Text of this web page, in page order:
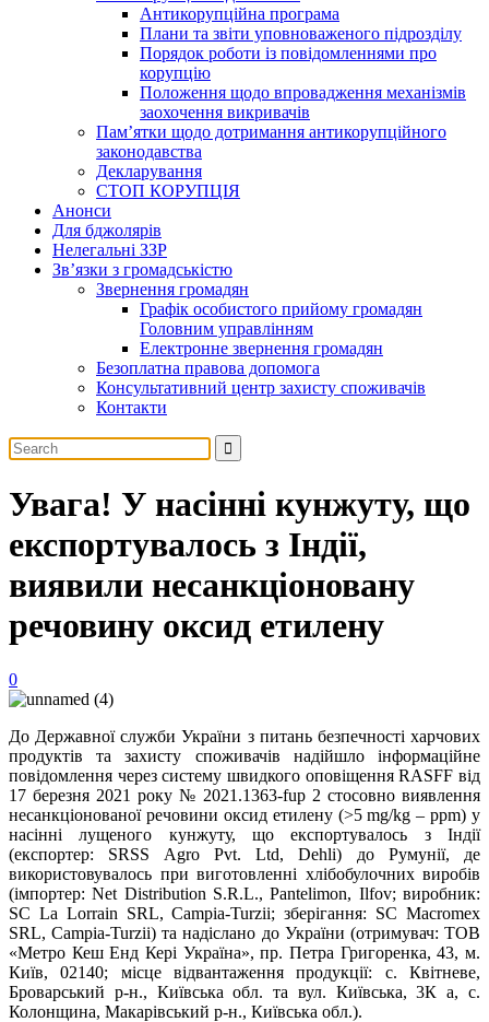
Антикорупційна програма
Плани та звіти уповноваженого підрозділу
Порядок роботи із повідомленнями про
корупцію
Положення щодо впровадження механізмів
заохочення викривачів
Пам’ятки щодо дотримання антикорупційного
законодавства
Декларування
СТОП КОРУПЦІЯ
Анонси
Для бджолярів
Нелегальні ЗЗР
Зв’язки з громадськістю
Звернення громадян
Графік особистого прийому громадян
Головним управлінням
Електронне звернення громадян
Безоплатна правова допомога
Консультативний центр захисту споживачів
Контакти
Увага! У насінні кунжуту, що
експортувалось з Індії,
виявили несанкціоновану
речовину оксид етилену
0
До Державної служби України з питань безпечності харчових
продуктів та захисту споживачів надійшло інформаційне
повідомлення через систему швидкого оповіщення RASFF від
17 березня 2021 року № 2021.1363-fup 2 стосовно виявлення
несанкціонованої речовини оксид етилену (>5 mg/kg – ppm) у
насінні лущеного кунжуту, що експортувалось з Індії
(експортер: SRSS Agro Pvt. Ltd, Dehli) до Румунії, де
використовувалось при виготовленні хлібобулочних виробів
(імпортер: Net Distribution S.R.L., Pantelimon, Ilfov; виробник:
SC La Lorrain SRL, Campia-Turzii; зберігання: SC Macromex
SRL, Campia-Turzii) та надіслано до України (отримувач: ТОВ
«Метро Кеш Енд Кері Україна», пр. Петра Григоренка, 43, м.
Київ, 02140; місце відвантаження продукції: с. Квітневе,
Броварський р-н., Київська обл. та вул. Київська, 3К а, с.
Колонщина, Макарівський р-н., Київська обл.).